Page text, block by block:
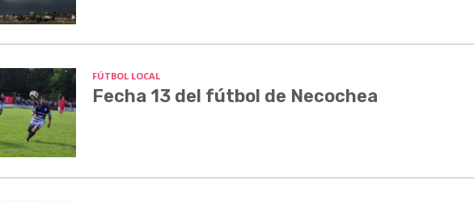
FÚTBOL LOCAL
Fecha 13 del fútbol de Necochea